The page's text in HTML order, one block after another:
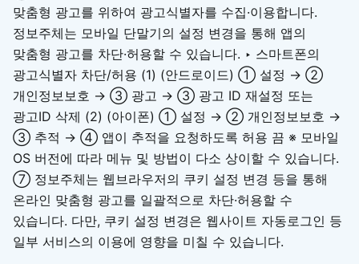
맞춤형 광고를 위하여 광고식별자를 수집·이용합니다.
정보주체는 모바일 단말기의 설정 변경을 통해 앱의
맞춤형 광고를 차단·허용할 수 있습니다. ‣ 스마트폰의
광고식별자 차단/허용 (1) (안드로이드) ① 설정 → ②
개인정보보호 → ③ 광고 → ③ 광고 ID 재설정 또는
광고ID 삭제 (2) (아이폰) ① 설정 → ② 개인정보보호 →
③ 추적 → ④ 앱이 추적을 요청하도록 허용 끔 ※ 모바일
OS 버전에 따라 메뉴 및 방법이 다소 상이할 수 있습니다.
⑦ 정보주체는 웹브라우저의 쿠키 설정 변경 등을 통해
온라인 맞춤형 광고를 일괄적으로 차단·허용할 수
있습니다. 다만, 쿠키 설정 변경은 웹사이트 자동로그인 등
일부 서비스의 이용에 영향을 미칠 수 있습니다.